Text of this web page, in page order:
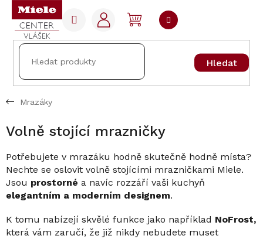
Přejít
obsah
Hledat
NÁKUPNÍ
KOŠÍK
Mrazáky
Volně stojící mrazničky
Potřebujete v mrazáku hodně skutečně hodně místa?
Nechte se oslovit volně stojícími mrazničkami Miele.
Jsou prostorné a navíc rozzáří vaši kuchyň
elegantním a moderním designem.
K tomu nabízejí skvělé funkce jako například NoFrost,
která vám zaručí, že již nikdy nebudete muset